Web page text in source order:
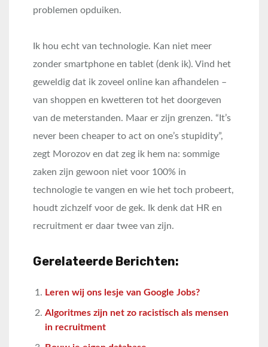
problemen opduiken.
Ik hou echt van technologie. Kan niet meer
zonder smartphone en tablet (denk ik). Vind het
geweldig dat ik zoveel online kan afhandelen –
van shoppen en kwetteren tot het doorgeven
van de meterstanden. Maar er zijn grenzen. “It’s
never been cheaper to act on one’s stupidity”,
zegt Morozov en dat zeg ik hem na: sommige
zaken zijn gewoon niet voor 100% in
technologie te vangen en wie het toch probeert,
houdt zichzelf voor de gek. Ik denk dat HR en
recruitment er daar twee van zijn.
Gerelateerde Berichten:
Leren wij ons lesje van Google Jobs?
Algoritmes zijn net zo racistisch als mensen
in recruitment